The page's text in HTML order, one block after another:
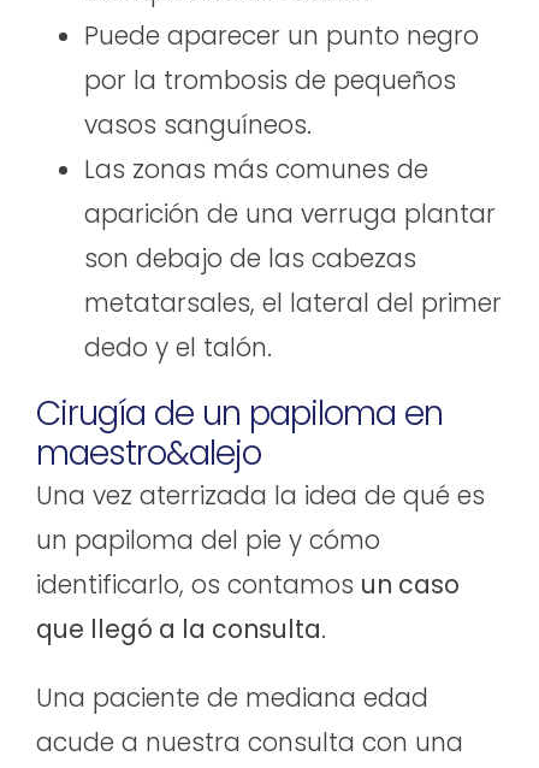
Puede aparecer un punto negro
por la trombosis de pequeños
vasos sanguíneos.
Las zonas más comunes de
aparición de una verruga plantar
son debajo de las cabezas
metatarsales, el lateral del primer
dedo y el talón.
Cirugía de un papiloma en
maestro&alejo
Una vez aterrizada la idea de qué es
un papiloma del pie y cómo
identificarlo, os contamos un caso
que llegó a la consulta.
Una paciente de mediana edad
acude a nuestra consulta con una